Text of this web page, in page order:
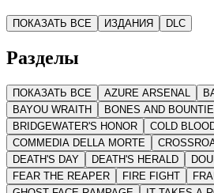
ПОКАЗАТЬ ВСЕ ИЗДАНИЯ DLC
Разделы
ПОКАЗАТЬ ВСЕ AZURE ARSENAL
BAYOU WRAITH
BONES AND
BRIDGEWATER'S HONOR
COLD
COMMEDIA DELLA MORTE
DEATH'S DAY
DEATH'S HERALD
FEAR THE REAPER
FIRE FIGHT